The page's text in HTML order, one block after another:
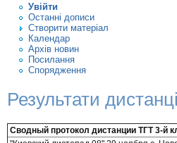
Увiйти
Останні дописи
Створити матерiал
Календар
Архів новин
Посилання
Спорядження
Результати
Сводный протокол дистанции ТГТ 3-й